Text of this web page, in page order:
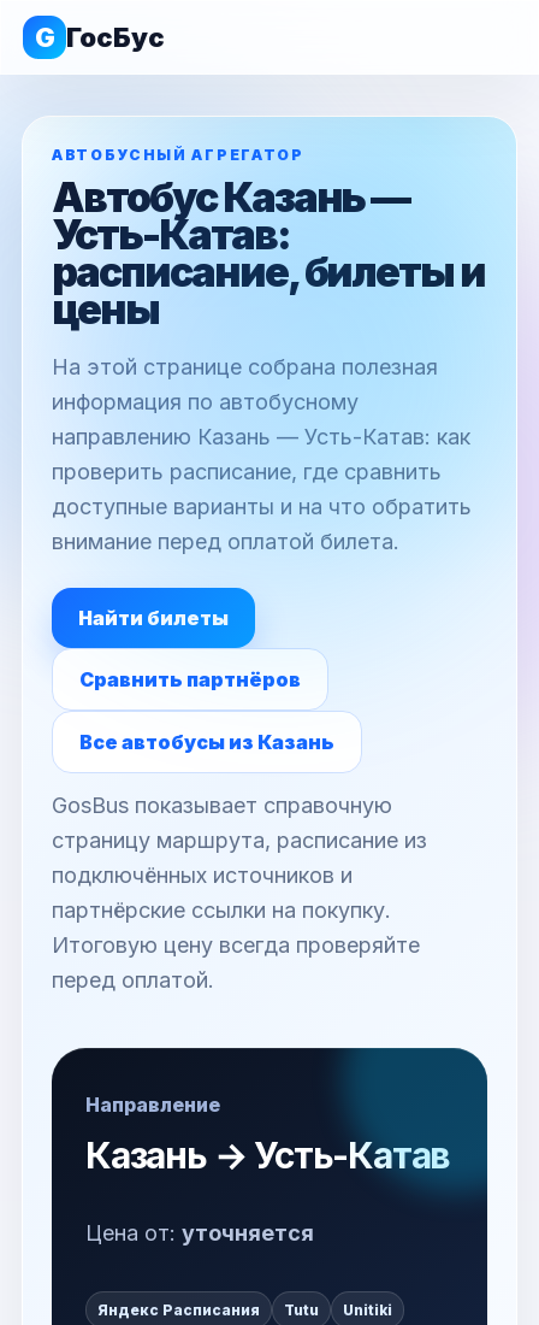
G ГосБус
АВТОБУСНЫЙ АГРЕГАТОР
Автобус Казань —
Усть-Катав:
расписание, билеты и
цены
На этой странице собрана полезная
информация по автобусному
направлению Казань — Усть-Катав: как
проверить расписание, где сравнить
доступные варианты и на что обратить
внимание перед оплатой билета.
Найти билеты
Сравнить партнёров
Все автобусы из Казань
GosBus показывает справочную
страницу маршрута, расписание из
подключённых источников и
партнёрские ссылки на покупку.
Итоговую цену всегда проверяйте
перед оплатой.
Направление
Казань → Усть-Катав
Цена от: уточняется
Яндекс Расписания Tutu Unitiki